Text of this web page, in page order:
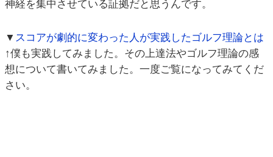
神経を集中させている証拠だと思うんです。
▼ スコアが劇的に変わった人が実践したゴルフ理論とは
↑僕も実践してみました。その上達法やゴルフ理論の感
想について書いてみました。一度ご覧になってみてくだ
さい。